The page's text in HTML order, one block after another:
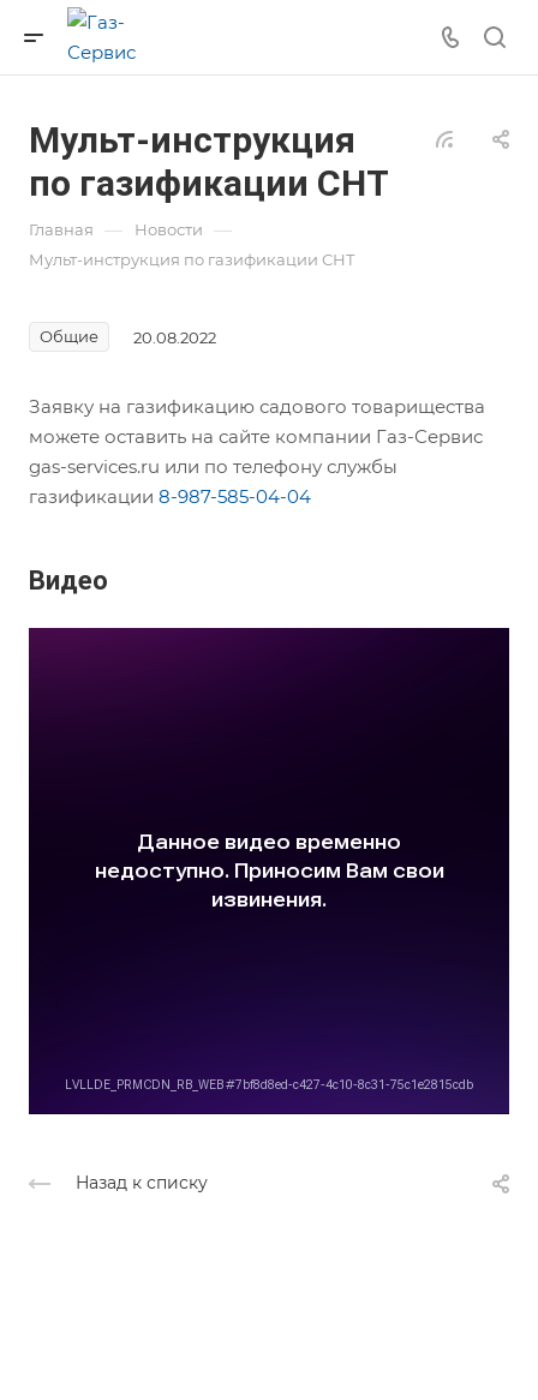
Мульт-инструкция
по газификации СНТ
Главная — Новости —
Мульт-инструкция по газификации СНТ
Общие 20.08.2022
Заявку на газификацию садового товарищества
можете оставить на сайте компании Газ-Сервис
gas-services.ru или по телефону службы
газификации 8-987-585-04-04
Видео
Назад к списку